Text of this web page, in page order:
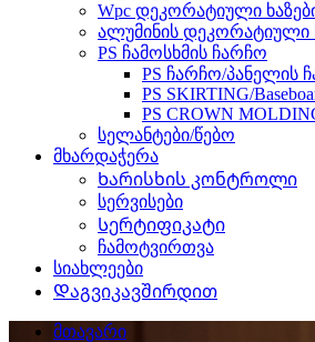
Wpc დეკორატიული
ალუმინის დეკორატიული
PS ჩამოსხმის ჩარჩო
PS ჩარჩო/პანელის
PS SKIRTING/
PS CROWN
სელანტები/წებო
მხარდაჭერა
Ხარისხის კონტროლი
სერვისები
Სერტიფიკატი
ჩამოტვირთვა
სიახლეები
Დაგვიკავშირდით
მთავარი